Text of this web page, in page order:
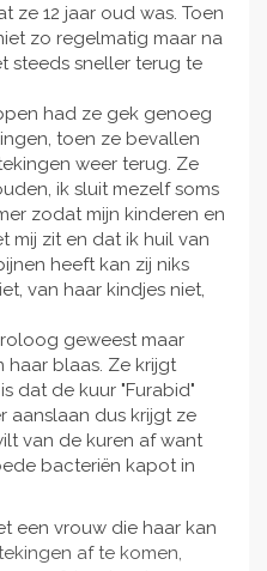
ze 12 jaar oud was. Toen
zo regelmatig maar na
steeds sneller terug te
had ze gek genoeg
toen ze bevallen
weer terug. Ze
ik sluit mezelf soms
zodat mijn kinderen en
mij zit en dat ik huil van
heeft kan zij niks
van haar kindjes niet,
geweest maar
haar blaas. Ze krijgt
dat de kuur "Furabid"
aanslaan dus krijgt ze
van de kuren af want
bacteriën kapot in
een vrouw die haar kan
af te komen,